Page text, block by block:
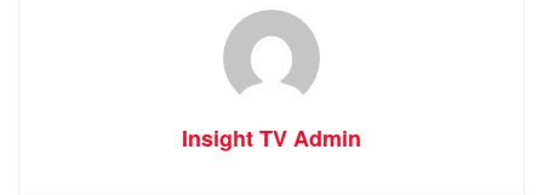
Insight TV Admin